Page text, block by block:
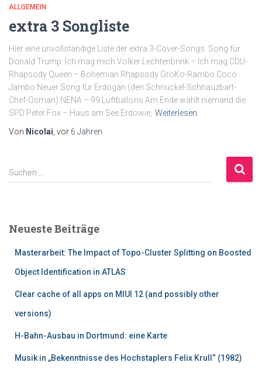
ALLGEMEIN
extra 3 Songliste
Hier eine unvollständige Liste der extra 3-Cover-Songs. Song für
Donald Trump: Ich mag mich Volker Lechtenbrink – Ich mag CDU-
Rhapsody Queen – Bohemian Rhapsody GroKo-Rambo Coco
Jambo Neuer Song für Erdogan (den Schnuckel-Schnauzbart-
Chef-Osman) NENA – 99 Luftballons Am Ende wählt niemand die
SPD Peter Fox – Haus am See Erdowie, Weiterlesen
Von Nicolai , vor 6 Jahren
S
u
n
Suchen …
Neueste Beiträge
Masterarbeit: The Impact of Topo-Cluster Splitting on Boosted
Object Identification in ATLAS
Clear cache of all apps on MIUI 12 (and possibly other
versions)
H-Bahn-Ausbau in Dortmund: eine Karte
Musik in „Bekenntnisse des Hochstaplers Felix Krull“ (1982)